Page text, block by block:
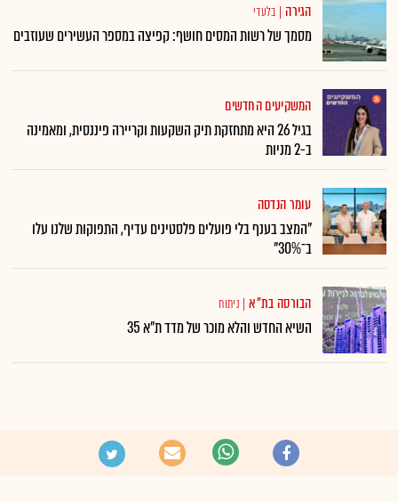
הגירה | בלעדי
מסמך של רשות המסים חושף: קפיצה במספר העשירים שעוזבים
המשקיעים החדשים
בגיל 26 היא מתחזקת תיק השקעות וקריירה פיננסית, ומאמינה
ב-2 מניות
עומר הנדסה
"המצב בענף בלי פועלים פלסטינים עדיף, התפוקות שלנו עלו
ב־30%"
הבורסה בת"א | ניתוח
השיא החדש והלא מוכר של מדד ת"א 35